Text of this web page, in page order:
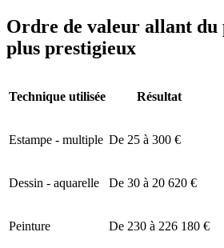
Ordre de valeur allant du
plus prestigieux
Technique utilisée Résultat
Estampe - multiple De 25 à 300 €
Dessin - aquarelle De 30 à 20 620 €
Peinture De 230 à 226 180 €